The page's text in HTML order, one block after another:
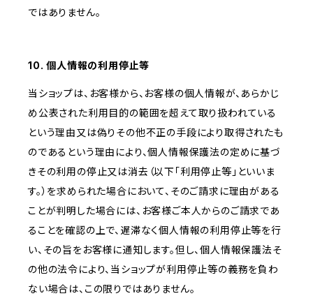
ではありません。
10. 個人情報の利用停止等
当ショップは、お客様から、お客様の個人情報が、あらかじ
め公表された利用目的の範囲を超えて取り扱われている
という理由又は偽りその他不正の手段により取得されたも
のであるという理由により、個人情報保護法の定めに基づ
きその利用の停止又は消去（以下「利用停止等」といいま
す。）を求められた場合において、そのご請求に理由がある
ことが判明した場合には、お客様ご本人からのご請求であ
ることを確認の上で、遅滞なく個人情報の利用停止等を行
い、その旨をお客様に通知します。但し、個人情報保護法そ
の他の法令により、当ショップが利用停止等の義務を負わ
ない場合は、この限りではありません。